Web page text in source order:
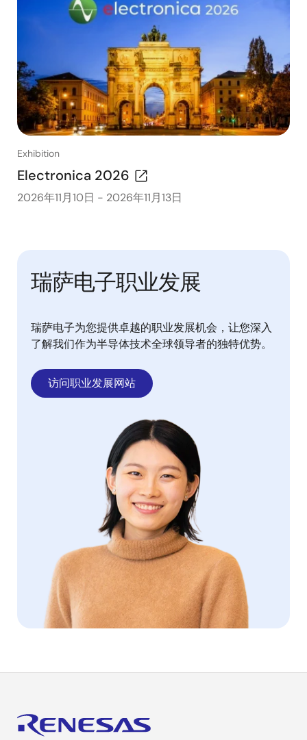
Exhibition
Electronica 2026
2026年11月10日 - 2026年11月13日
瑞萨电子职业发展
瑞萨电子为您提供卓越的职业发展机会，让您深入
了解我们作为半导体技术全球领导者的独特优势。
访问职业发展网站